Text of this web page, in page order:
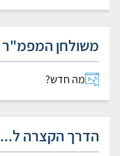
משולחן המפמ"ר
מה חדש?
הדרך הקצרה ל...